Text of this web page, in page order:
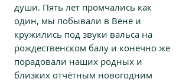
души. Пять лет промчались как
один, мы побывали в Вене и
кружились под звуки вальса на
рождественском балу и конечно же
порадовали наших родных и
близких отчётным новогодним